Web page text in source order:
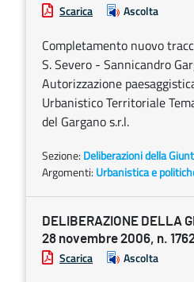
Scarica Ascolta
Completamento nuovo
S. Severo - Sannicandro
Autorizzazione
Urbanistico Territoriale
del Gargano s.r.l.
Sezione: Deliberazioni della
Argomenti: Urbanistica e
DELIBERAZIONE DELLA
28 novembre 2006, n.
Scarica Ascolta